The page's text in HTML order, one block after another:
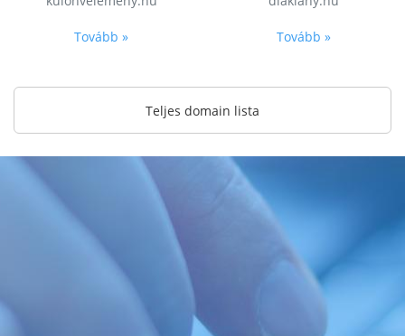
Tovább » Tovább »
Teljes domain lista